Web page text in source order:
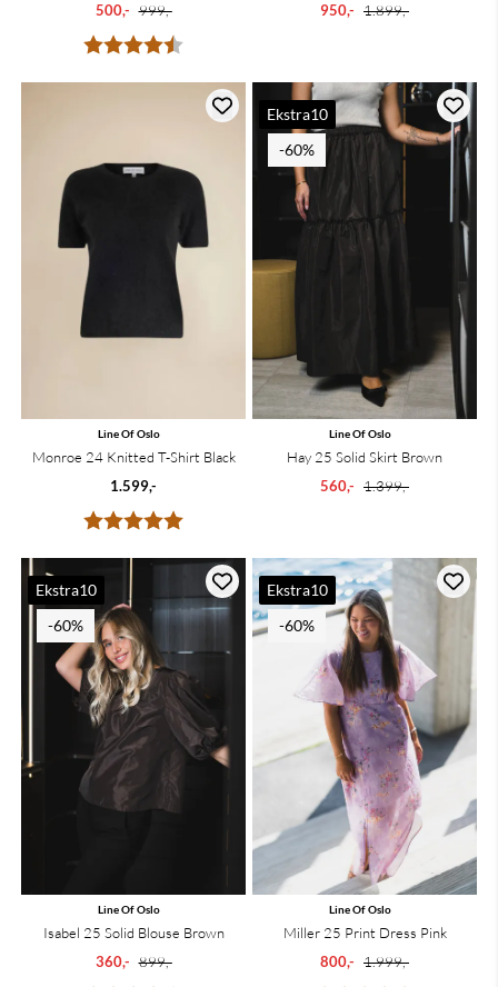
Karakter:
500,- 999,-
950,- 1.899,-
Karakter:
Line Of Oslo
Monroe 24 Knitted T-Shirt Black
1.599,-
Ekstra10
-60%
Line Of Oslo
Hay 25 Solid Skirt Brown
560,- 1.399,-
Ekstra10
-60%
Line Of Oslo
Isabel 25 Solid Blouse Brown
360,- 899,-
Ekstra10
-60%
Line Of Oslo
Miller 25 Print Dress Pink
800,- 1.999,-